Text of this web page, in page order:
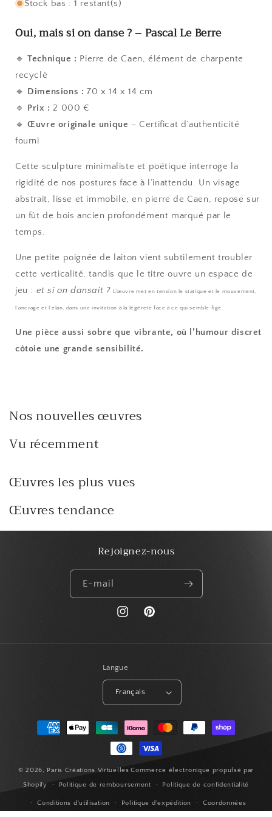
Stock bas : 1 restant(s)
Oui, mais si on danse ? – Pascal Le Berre
🔹Technique : Pierre de Caen, élément de charpente
recyclé
🔹 Dimensions : 70 x 14 x 14 cm
🔹 Prix : 2 000 €
🔹Œuvre originale unique – Certificat d’authenticité
fourni
Cette sculpture minimaliste et poétique interroge la
rigidité de nos postures face à l’inattendu. Un visage
abstrait, lisse et immobile, en pierre de Caen, repose sur
un fût de bois ancien profondément marqué par le
temps.
Une petite poignée de laiton vient subtilement troubler
cette verticalité, tandis que le titre ouvre un espace de
jeu : et si on dansait ? L’œuvre met en tension le statique et le mouvement,
l’ancrage et l’élan, dans une invitation à la légèreté face à ce qui semble figé.
Une pièce aussi sobre que vibrante, où l’humour discret
côtoie une grande sensibilité.
Nos nouvelles œuvres
Vu récemment
Œuvres les plus vues
Œuvres tendance
Rejoignez-nous
E-mail
https://www.instagram.com/
Pinterest
Langue
Français
Moyens
© 2026, Paris Créations Virtuelles Commerce électronique propulsé par
Shopify
Politique de remboursement Politique de confidentialité
Conditions d’utilisation Politique d’expédition Coordonnées